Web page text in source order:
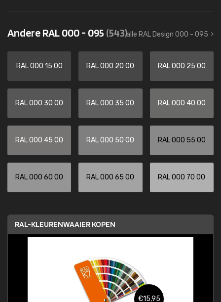
Andere RAL 000 - 095 (543)alle RAL Design 000 - 095
RAL 000 15 00 RAL 000 20 00 RAL 000 25 00
RAL 000 30 00 RAL 000 35 00 RAL 000 40 00
RAL 000 45 00 RAL 000 50 00 RAL 000 55 00
RAL 000 60 00 RAL 000 65 00 RAL 000 70 00
RAL-KLEURENWAAIER KOPEN
€15,95